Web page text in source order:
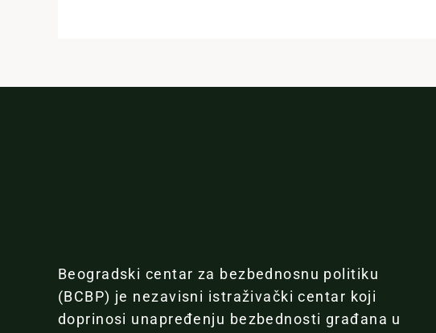
Beogradski centar za bezbednosnu politiku
(BCBP) je nezavisni istraživački centar koji
doprinosi unapređenju bezbednosti građana u